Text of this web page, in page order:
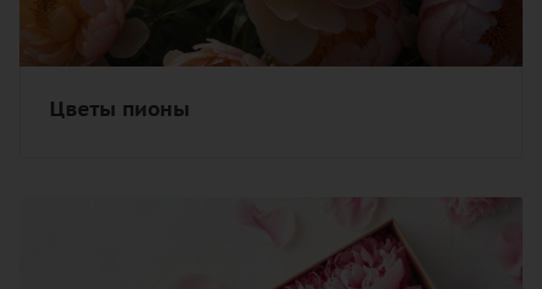
Цветы пионы